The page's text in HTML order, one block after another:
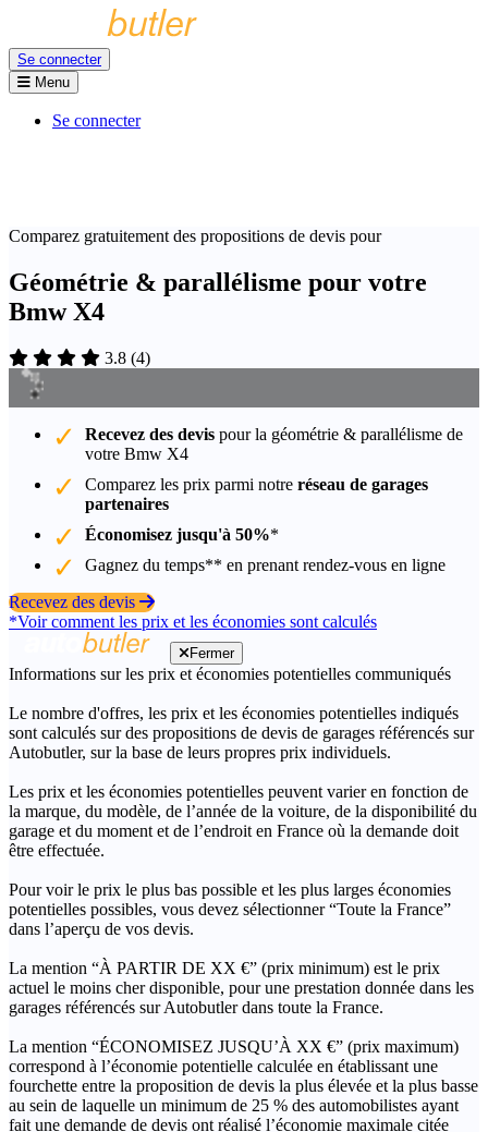
Se connecter
Menu
Se connecter
Comparez gratuitement des propositions de devis pour
Géométrie & parallélisme pour votre
Bmw X4
3.8 (4)
Recevez des devis pour la géométrie & parallélisme de
votre Bmw X4
Comparez les prix parmi notre réseau de garages
partenaires
Économisez jusqu'à 50%*
Gagnez du temps** en prenant rendez-vous en ligne
Recevez des devis
*Voir comment les prix et les économies sont calculés
Fermer
Informations sur les prix et économies potentielles communiqués
Le nombre d'offres, les prix et les économies potentielles indiqués
sont calculés sur des propositions de devis de garages référencés sur
Autobutler, sur la base de leurs propres prix individuels.
Les prix et les économies potentielles peuvent varier en fonction de
la marque, du modèle, de l’année de la voiture, de la disponibilité du
garage et du moment et de l’endroit en France où la demande doit
être effectuée.
Pour voir le prix le plus bas possible et les plus larges économies
potentielles possibles, vous devez sélectionner “Toute la France”
dans l’aperçu de vos devis.
La mention “À PARTIR DE XX €” (prix minimum) est le prix
actuel le moins cher disponible, pour une prestation donnée dans les
garages référencés sur Autobutler dans toute la France.
La mention “ÉCONOMISEZ JUSQU’À XX €” (prix maximum)
correspond à l’économie potentielle calculée en établissant une
fourchette entre la proposition de devis la plus élevée et la plus basse
au sein de laquelle un minimum de 25 % des automobilistes ayant
fait une demande de devis ont réalisé l’économie maximale citée